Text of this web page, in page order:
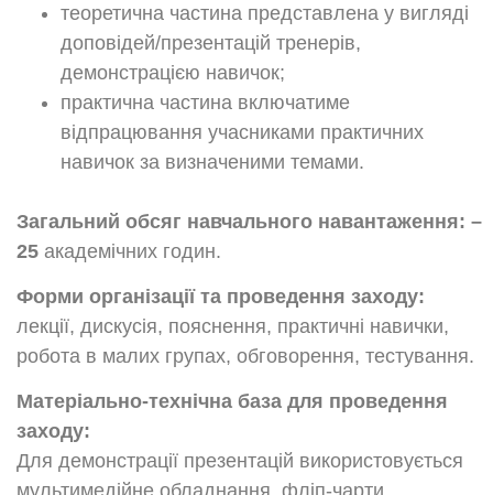
теоретична частина представлена у вигляді
доповідей/презентацій тренерів,
демонстрацією навичок;
практична частина включатиме
відпрацювання учасниками практичних
навичок за визначеними темами.
Загальний обсяг навчального навантаження: –
25 академічних годин.
Форми організації та проведення заходу:
лекції, дискусія, пояснення, практичні навички,
робота в малих групах, обговорення, тестування.
Матеріально-технічна база для проведення
заходу:
Для демонстрації презентацій використовується